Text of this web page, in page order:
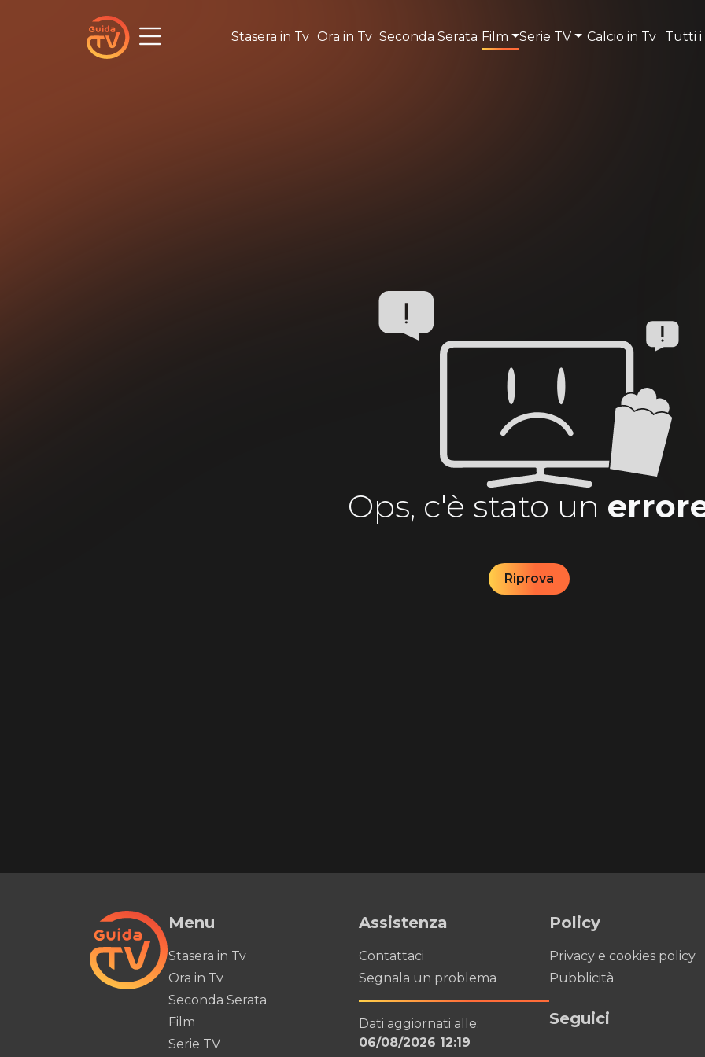
Stasera in Tv Ora in Tv Seconda Serata Film Serie TV Calcio in Tv Tutti i
Ops, c'è stato un
Riprova
Menu
Stasera in Tv
Ora in Tv
Seconda Serata
Film
Serie TV
Assistenza
Contattaci
Segnala un problema
Dati aggiornati alle:
06/08/2026 12:19
Policy
Privacy e cookies policy
Pubblicità
Seguici